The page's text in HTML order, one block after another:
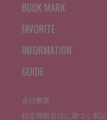
BOOK MARK
FAVORITE
INFORMATION
GUIDE
会社概要
特定商取引法に基づく表記